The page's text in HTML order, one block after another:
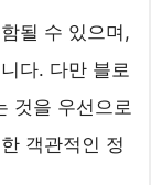
될 수 있으며,
다. 다만 블로
것을 우선으로
객관적인 정